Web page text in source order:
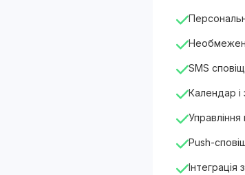
SMS
Календар і
Push-